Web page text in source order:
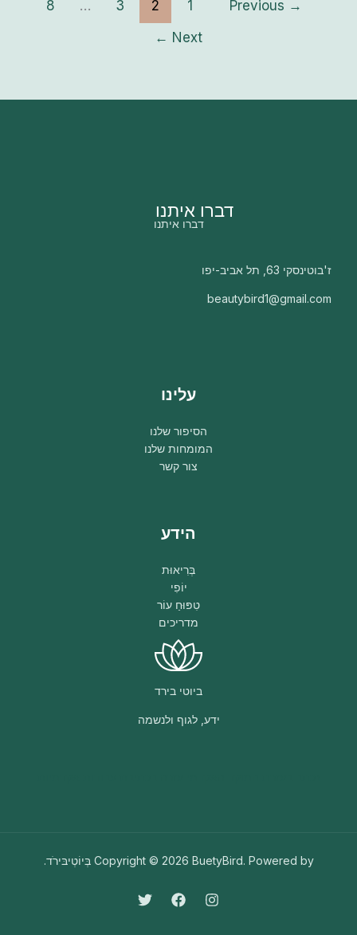
→
1
2
3
…
8
Next
←
דברו איתנו
דברו איתנו
ז'בוטינסקי 63, תל אביב-יפו
beautybird1@gmail.com
עלינו
הסיפור שלנו
המומחות שלנו
צור קשר
הידע
בְּרִיאוּת
יוֹפִי
טִפּוּחַ עוֹר
מדריכים
ביוטי בירד
ידע, לגוף ולנשמה
Copyright © 2026 BuetyBird. Powered by בְּיוֹטְיבּירֹד.